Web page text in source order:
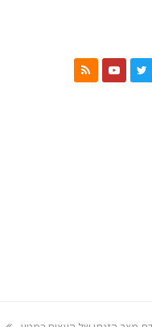
Twitter
Youtube
RSS